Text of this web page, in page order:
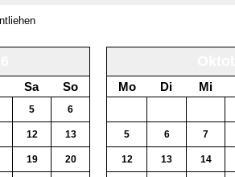
Sa So
5 6
12 13
19 20
Mo Di Mi
5 6 7
12 13 14